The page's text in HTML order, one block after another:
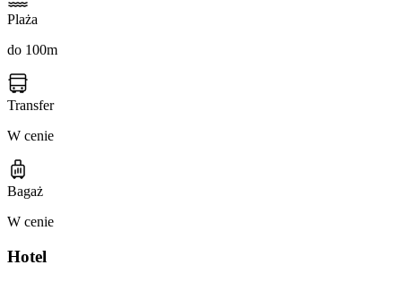
Plaża
do 100m
Transfer
W cenie
Bagaż
W cenie
Hotel